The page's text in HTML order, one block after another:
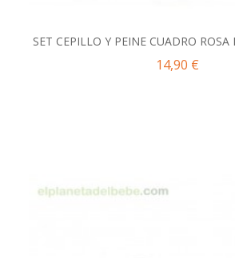
SET CEPILLO Y PEINE CUADRO
14,90 €